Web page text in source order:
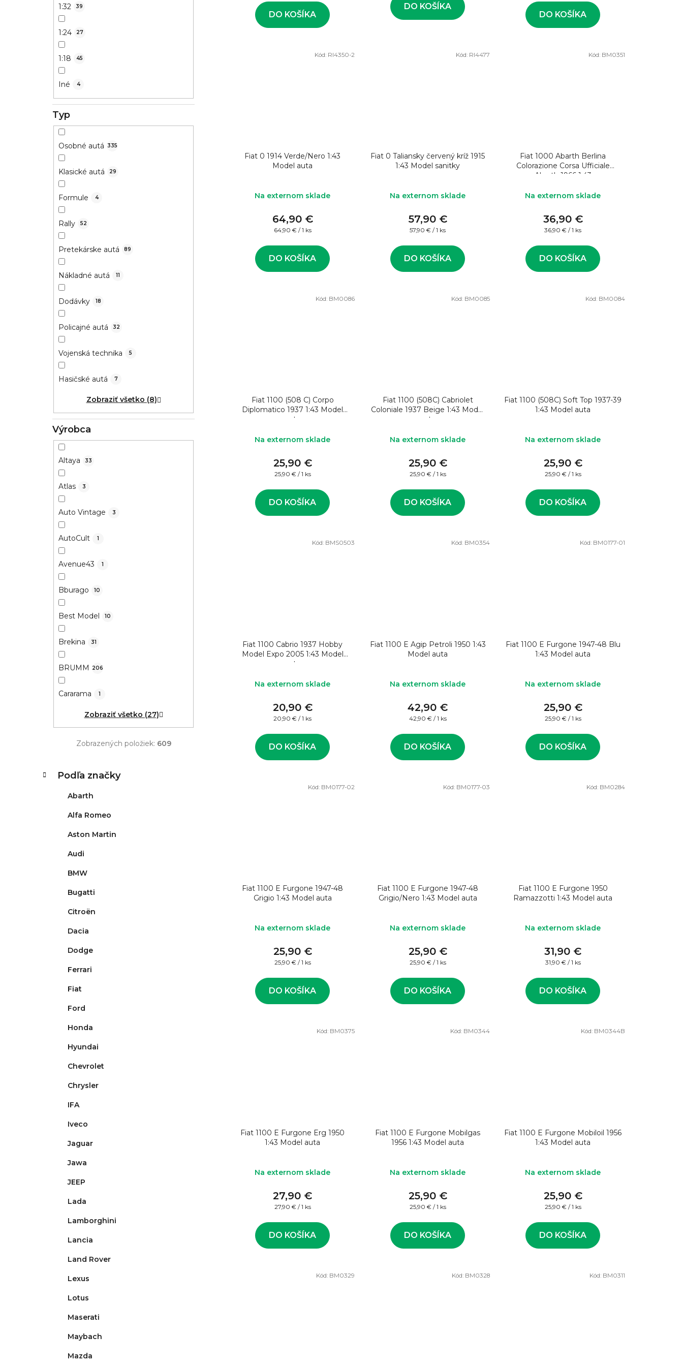
1:32 39
1:24 27
1:18 45
Iné 4
Typ
Osobné autá 335
Klasické autá 29
Formule 4
Rally 52
Pretekárske autá 89
Nákladné autá 11
Dodávky 18
Policajné autá 32
Vojenská technika 5
Hasičské autá 7
Zobraziť všetko (8)
Výrobca
Altaya 33
Atlas 3
Auto Vintage 3
AutoCult 1
Avenue43 1
Bburago 10
Best Model 10
Brekina 31
BRUMM 206
Cararama 1
Zobraziť všetko (27)
Zobrazených položiek: 609
kategórie
K
a
Podľa značky
Abarth
Alfa Romeo
Aston Martin
Audi
BMW
Bugatti
Citroën
Dacia
Dodge
Ferrari
Fiat
Ford
Honda
Hyundai
Chevrolet
Chrysler
IFA
Iveco
Jaguar
Jawa
JEEP
Lada
Lamborghini
Lancia
Land Rover
Lexus
Lotus
Maserati
Maybach
Mazda
DO KOŠÍKA
DO KOŠÍKA
DO KOŠÍKA
Fiat 0 1914 Verde/Nero 1:43
Model auta
Na externom sklade
64,90 €
Jednotková
64,90 € / 1 ks
DO KOŠÍKA
Kód: RI4350-2
Fiat 0 Taliansky červený kríž 1915
1:43 Model sanitky
Na externom sklade
57,90 €
Jednotková
57,90 € / 1 ks
DO KOŠÍKA
Kód: RI4477
Fiat 1000 Abarth Berlina
Colorazione Corsa Ufficiale
Abarth 1966 1:43
Na externom sklade
36,90 €
Jednotková
36,90 € / 1 ks
DO KOŠÍKA
Kód: BM0351
Fiat 1100 (508 C) Corpo
Diplomatico 1937 1:43 Model
auta
Na externom sklade
25,90 €
Jednotková
25,90 € / 1 ks
DO KOŠÍKA
Kód: BM0086
Fiat 1100 (508C) Cabriolet
Coloniale 1937 Beige 1:43 Model
auta
Na externom sklade
25,90 €
Jednotková
25,90 € / 1 ks
DO KOŠÍKA
Kód: BM0085
Fiat 1100 (508C) Soft Top 1937-39
1:43 Model auta
Na externom sklade
25,90 €
Jednotková
25,90 € / 1 ks
DO KOŠÍKA
Kód: BM0084
Fiat 1100 Cabrio 1937 Hobby
Model Expo 2005 1:43 Model
auta
Na externom sklade
20,90 €
Jednotková
20,90 € / 1 ks
DO KOŠÍKA
Kód: BMS0503
Fiat 1100 E Agip Petroli 1950 1:43
Model auta
Na externom sklade
42,90 €
Jednotková
42,90 € / 1 ks
DO KOŠÍKA
Kód: BM0354
Fiat 1100 E Furgone 1947-48 Blu
1:43 Model auta
Na externom sklade
25,90 €
Jednotková
25,90 € / 1 ks
DO KOŠÍKA
Kód: BM0177-01
Fiat 1100 E Furgone 1947-48
Grigio 1:43 Model auta
Na externom sklade
25,90 €
Jednotková
25,90 € / 1 ks
DO KOŠÍKA
Kód: BM0177-02
Fiat 1100 E Furgone 1947-48
Grigio/Nero 1:43 Model auta
Na externom sklade
25,90 €
Jednotková
25,90 € / 1 ks
DO KOŠÍKA
Kód: BM0177-03
Fiat 1100 E Furgone 1950
Ramazzotti 1:43 Model auta
Na externom sklade
31,90 €
Jednotková
31,90 € / 1 ks
DO KOŠÍKA
Kód: BM0284
Fiat 1100 E Furgone Erg 1950
1:43 Model auta
Na externom sklade
27,90 €
Jednotková
27,90 € / 1 ks
DO KOŠÍKA
Kód: BM0375
Fiat 1100 E Furgone Mobilgas
1956 1:43 Model auta
Na externom sklade
25,90 €
Jednotková
25,90 € / 1 ks
DO KOŠÍKA
Kód: BM0344
Fiat 1100 E Furgone Mobiloil 1956
1:43 Model auta
Na externom sklade
25,90 €
Jednotková
25,90 € / 1 ks
DO KOŠÍKA
Kód: BM0344B
Kód: BM0329 Kód: BM0328 Kód: BM0311